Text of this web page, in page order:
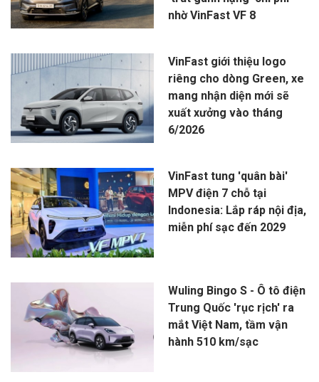
nhờ VinFast VF 8
VinFast giới thiệu logo
riêng cho dòng Green, xe
mang nhận diện mới sẽ
xuất xưởng vào tháng
6/2026
VinFast tung 'quân bài'
MPV điện 7 chỗ tại
Indonesia: Lắp ráp nội địa,
miễn phí sạc đến 2029
Wuling Bingo S - Ô tô điện
Trung Quốc 'rục rịch' ra
mắt Việt Nam, tầm vận
hành 510 km/sạc